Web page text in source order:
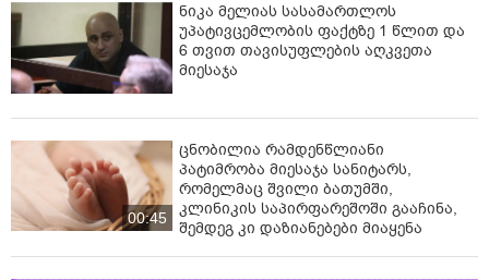
ნიკა მელიას სასამართლოს
უპატივცემლობის ფაქტზე 1 წლით და
6 თვით თავისუფლების აღკვეთა
მიესაჯა
00:45
ცნობილია რამდენწლიანი
პატიმრობა მიესაჯა სანიტარს,
რომელმაც შვილი ბათუმში,
კლინიკის საპირფარეშოში გააჩინა,
შემდეგ კი დაზიანებები მიაყენა